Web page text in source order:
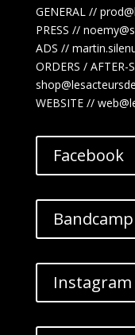
GENERAL //
PRESS //
ADS //
ORDERS / AFTER-
WEBSITE //
Facebook
Bandcamp
Instagram